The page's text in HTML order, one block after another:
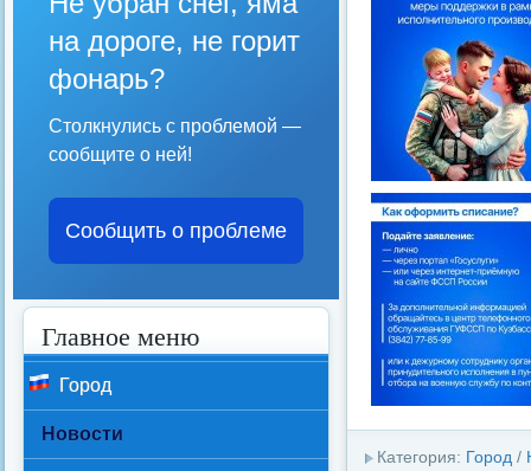
Категория: Город /
на дороге, не горит
фонарь?
Столкнулись с проблемой —
сообщите о ней!
Сообщить о проблеме
Главное меню
Город
Новости